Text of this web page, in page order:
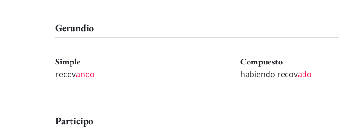
Gerundio
Simple
recovando
Compuesto
habiendo recovado
Participo